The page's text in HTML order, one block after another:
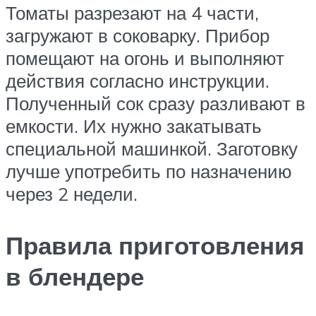
Томаты разрезают на 4 части,
загружают в соковарку. Прибор
помещают на огонь и выполняют
действия согласно инструкции.
Полученный сок сразу разливают в
емкости. Их нужно закатывать
специальной машинкой. Заготовку
лучше употребить по назначению
через 2 недели.
Правила приготовления
в блендере